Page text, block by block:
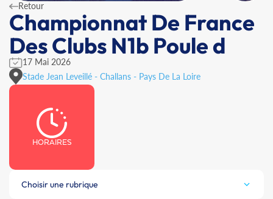
Retour
Championnat De France
Des Clubs N1b Poule d
17 Mai 2026
Stade Jean Leveillé - Challans - Pays De La Loire
HORAIRES
Choisir une rubrique